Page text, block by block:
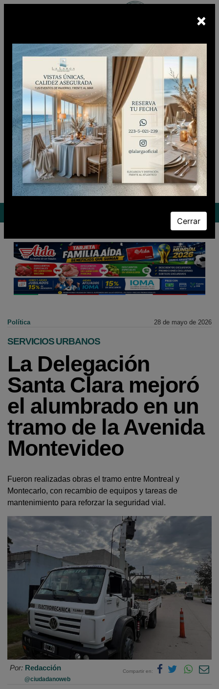
Escuchá
BUNKER FM
En vivo
Sábado 08 de Agosto de 2026 CIUDADANO CLUB
Política 28 de mayo de 2026
SERVICIOS URBANOS
La Delegación
Santa Clara mejoró
el alumbrado en un
tramo de la Avenida
Montevideo
Fueron realizadas obras el tramo entre Montreal y
Montecarlo, con recambio de equipos y tareas de
mantenimiento para reforzar la seguridad vial.
Por: Redacción
@ciudadanoweb
Compartir en:
×
Cerrar